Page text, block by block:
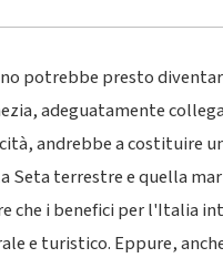
potrebbe presto
adeguatamente
andrebbe a costituire
Seta terrestre e quella
che i benefici per l'Italia
e turistico. Eppure,